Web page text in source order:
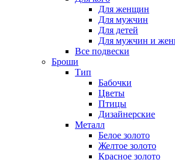
Для женщин
Для мужчин
Для детей
Для мужчин и
Все подвески
Броши
Тип
Бабочки
Цветы
Птицы
Дизайнерские
Металл
Белое золото
Желтое золото
Красное золото